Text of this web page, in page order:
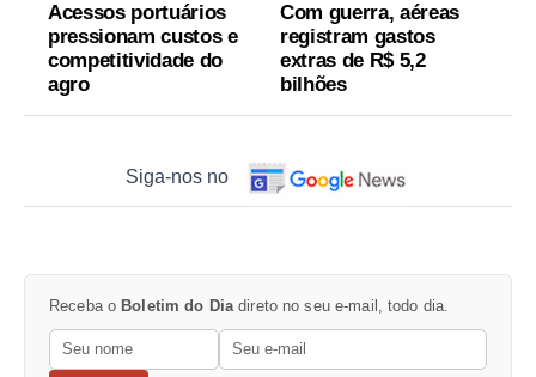
Acessos portuários
pressionam custos e
competitividade do
agro
Com guerra, aéreas
registram gastos
extras de R$ 5,2
bilhões
Siga-nos no
Receba o Boletim do Diadireto no seu e-mail, todo dia.